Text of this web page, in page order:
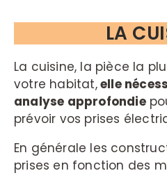
LA
La cuisine, la pièce la
votre habitat,elle
analyse approfondie
prévoir vos prises
En générale les
prises en fonction des